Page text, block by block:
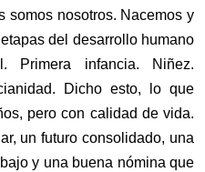
somos nosotros. Nacemos y
del desarrollo humano
Primera infancia. Niñez.
Dicho esto, lo que
pero con calidad de vida.
un futuro consolidado, una
y una buena nómina que